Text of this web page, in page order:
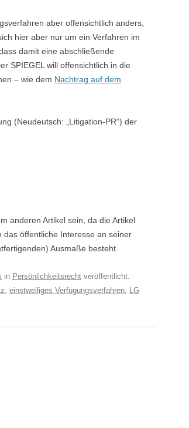
aber offensichtlich anders,
hier aber nur um ein Verfahren im
damit eine abschließende
SPIEGEL will offensichtlich in die
– wie dem Nachtrag auf dem
(Neudeutsch: „Litigation-PR“) der
anderen Artikel sein, da die Artikel
öffentliche Interesse an seiner
Ausmaße besteht.
in Persönlichkeitsrecht veröffentlicht.
, einstweiliges Verfügungsverfahren, LG